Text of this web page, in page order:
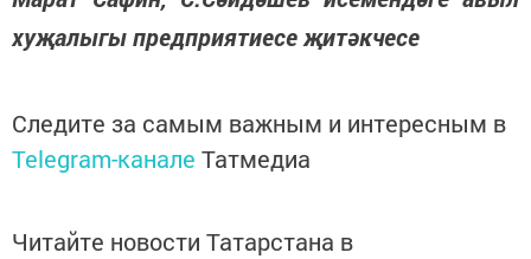
хуҗалыгы предприятиесе җитәкчесе
Следите за самым важным и интересным в
Telegram-канале Татмедиа
Читайте новости Татарстана в